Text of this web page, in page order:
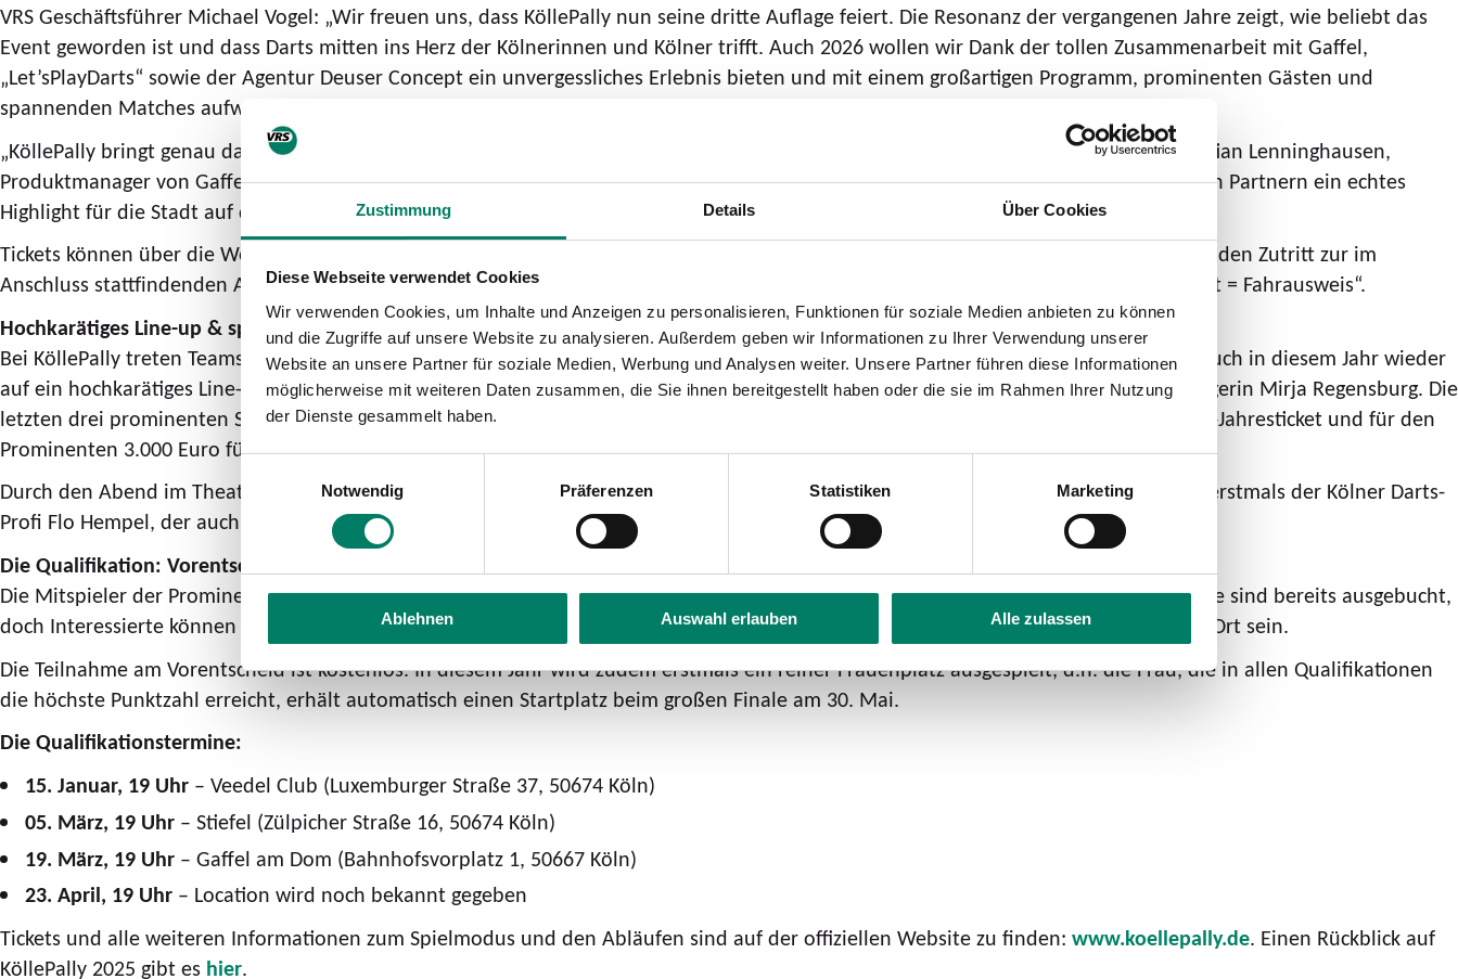
Zustimmung Details Über Cookies
Diese Webseite verwendet Cookies
Wir verwenden Cookies, um Inhalte und Anzeigen zu personalisieren, Funktionen für soziale Medien anbieten zu können
und die Zugriffe auf unsere Website zu analysieren. Außerdem geben wir Informationen zu Ihrer Verwendung unserer
Website an unsere Partner für soziale Medien, Werbung und Analysen weiter. Unsere Partner führen diese Informationen
möglicherweise mit weiteren Daten zusammen, die Sie ihnen bereitgestellt haben oder die sie im Rahmen Ihrer Nutzung
der Dienste gesammelt haben.
Notwendig
Präferenzen Statistiken Marketing
Ablehnen Auswahl erlauben Alle zulassen
VRS Geschäftsführer Michael Vogel: „Wir freuen uns, dass KöllePally nun seine dritte Auflage feiert. Die Resonanz der vergangenen Jahre zeigt, wie beliebt das
Event geworden ist und dass Darts mitten ins Herz der Kölnerinnen und Kölner trifft. Auch 2026 wollen wir Dank der tollen Zusammenarbeit mit Gaffel,
„Let’sPlayDarts“ sowie der Agentur Deuser Concept ein unvergessliches Erlebnis bieten und mit einem großartigen Programm, prominenten Gästen und
spannenden Matches aufwarten.“
„KöllePally bringt genau das zusammen, wofür Gaffel steht: kölsche Lebensfreude, Gemeinschaft und ehrliche Emotionen", sagt Sebastian Lenninghausen,
Produktmanager von Gaffel. "Wir freuen uns, dass wir dieses Event auch 2026 wieder begleiten und gemeinsam mit dem VRS und allen Partnern ein echtes
Highlight für die Stadt auf die Beine stellen.“
Tickets können über die Website
bestellt werden. Jedes Ticket beinhaltet nicht nur das Hauptevent, sondern auch den Zutritt zur im
Anschluss stattfindenden Aftershow-Party. Zudem besteht anlässlich von KöllePally (inkl. Aftershow-Party) die Ticketkooperation „Ticket = Fahrausweis“.
Hochkarätiges Line-up & spannende Matches
Bei KöllePally treten Teams, bestehend aus einem Prominenten und einem Qualifikanten, gegeneinander an. Das Publikum darf sich auch in diesem Jahr wieder
auf ein hochkarätiges Line-up freuen. Mit dabei sind Eko Fresh, Ikke Hüftgold, Ausbilder Schmidt, „Dennis aus Hürth“ und Titelverteidigerin Mirja Regensburg. Die
letzten drei prominenten Starterplätze werden im Laufe des Frühjahrs bekanntgegeben. Dem Siegerteam winken ein VRS-Deutschland-Jahresticket und für den
Prominenten 3.000 Euro für einen guten Zweck seiner Wahl.
Durch den Abend im Theater am Tanzbrunnen führt auch in diesem Jahr Lukas Wachten. Die Schirmherrschaft des Events übernimmt erstmals der Kölner Darts-
Profi Flo Hempel, der auch beim ersten Vorentscheid dabei sein wird.
Die Qualifikation: Vorentscheide in Gaffel-Kneipen
Die Mitspieler der Prominenten für das Finale im Theater am Tanzbrunnen werden in mehreren Vorentscheiden ermittelt. Alle Turniere sind bereits ausgebucht,
doch Interessierte können sich auf Wartelisten setzen lassen. Diejenigen, die dies tun wollen, sollten jeweils zum Start um 19 Uhr vor Ort sein.
Die Teilnahme am Vorentscheid ist kostenlos. In diesem Jahr wird zudem erstmals ein reiner Frauenplatz ausgespielt, d.h. die Frau, die in allen Qualifikationen
die höchste Punktzahl erreicht, erhält automatisch einen Startplatz beim großen Finale am 30. Mai.
Die Qualifikationstermine:
15. Januar, 19 Uhr – Veedel Club (Luxemburger Straße 37, 50674 Köln)
05. März, 19 Uhr – Stiefel (Zülpicher Straße 16, 50674 Köln)
19. März, 19 Uhr – Gaffel am Dom (Bahnhofsvorplatz 1, 50667 Köln)
23. April, 19 Uhr – Location wird noch bekannt gegeben
Tickets und alle weiteren Informationen zum Spielmodus und den Abläufen sind auf der offiziellen Website zu finden: www.koellepally.de. Einen Rückblick auf
KöllePally 2025 gibt es hier.